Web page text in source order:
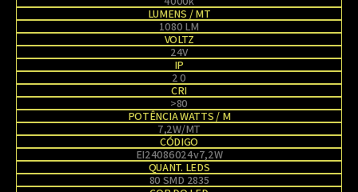
LUMENS / MT
1080 LM
VOLTZ
24V
IP
2 0
CRI
>80
POTÊNCIA WATTS / M
7,2W/MT
CÓDIGO
EI24086024v7,2W
QUANT. LEDS
80 SMD 2835